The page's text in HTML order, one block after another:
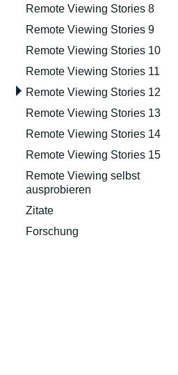
Remote Viewing Stories 8
Remote Viewing Stories 9
Remote Viewing Stories 10
Remote Viewing Stories 11
Remote Viewing Stories 12
Remote Viewing Stories 13
Remote Viewing Stories 14
Remote Viewing Stories 15
Remote Viewing selbst
ausprobieren
Zitate
Forschung